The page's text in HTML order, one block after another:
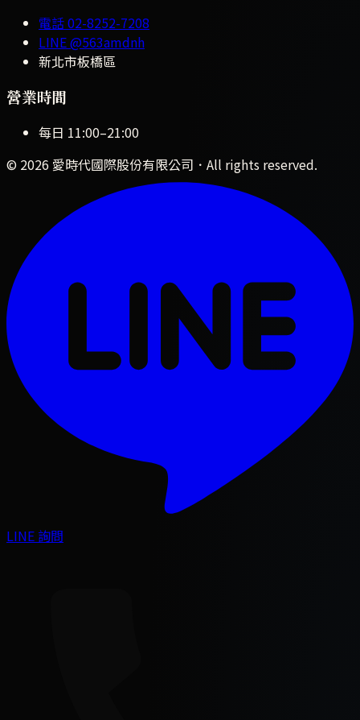
電話02-8252-7208
LINE@563amdnh
新北市板橋區
營業時間
每日 11:00–21:00
© 2026 愛時代國際股份有限公司 ．All rights reserved.
LINE 詢問